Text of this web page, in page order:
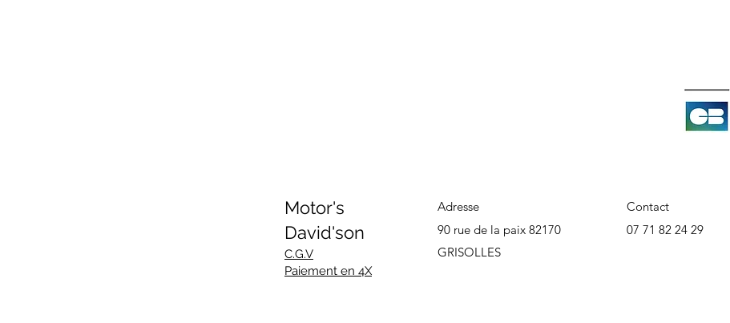
Motor's
David'son
C.G.V
Paiement en 4X
Adresse
90 rue de la paix 82170
GRISOLLES
Contact
07 71 82 24 29